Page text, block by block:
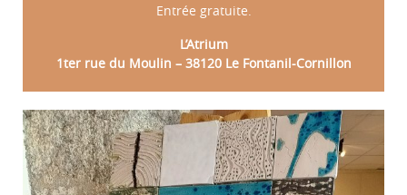
Entrée gratuite.
L’Atrium
1ter rue du Moulin – 38120 Le Fontanil-Cornillon